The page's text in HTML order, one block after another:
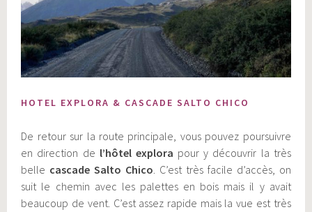
HOTEL EXPLORA & CASCADE SALTO CHICO
De retour sur la route principale, vous pouvez poursuivre
en direction de l’hôtel explora pour y découvrir la très
belle cascade Salto Chico. C’est très facile d’accès, on
suit le chemin avec les palettes en bois mais il y avait
beaucoup de vent. C’est assez rapide mais la vue est très